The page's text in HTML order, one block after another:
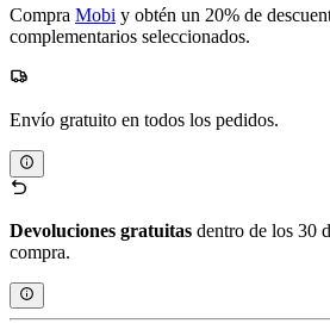
Compra Mobi y obtén un 20% de
complementarios seleccionados.
Envío gratuito en todos los pedidos.
Devoluciones gratuitas dentro de los 30
compra.